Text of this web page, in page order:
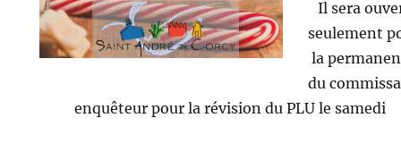
Il sera
seulement
la
du
enquêteur pour la révision du PLU le samedi